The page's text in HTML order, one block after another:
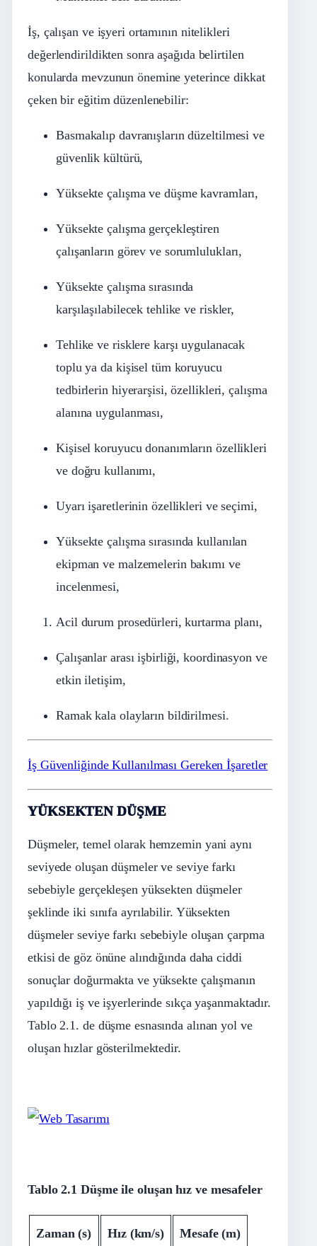
İş, çalışan ve işyeri ortamının nitelikleri
değerlendirildikten sonra aşağıda belirtilen
konularda mevzunun önemine yeterince dikkat
çeken bir eğitim düzenlenebilir:
Basmakalıp davranışların düzeltilmesi ve
güvenlik kültürü,
Yüksekte çalışma ve düşme kavramları,
Yüksekte çalışma gerçekleştiren
çalışanların görev ve sorumlulukları,
Yüksekte çalışma sırasında
karşılaşılabilecek tehlike ve riskler,
Tehlike ve risklere karşı uygulanacak
toplu ya da kişisel tüm koruyucu
tedbirlerin hiyerarşisi, özellikleri, çalışma
alanına uygulanması,
Kişisel koruyucu donanımların özellikleri
ve doğru kullanımı,
Uyarı işaretlerinin özellikleri ve seçimi,
Yüksekte çalışma sırasında kullanılan
ekipman ve malzemelerin bakımı ve
incelenmesi,
Acil durum prosedürleri, kurtarma planı,
Çalışanlar arası işbirliği, koordinasyon ve
etkin iletişim,
Ramak kala olayların bildirilmesi.
İş Güvenliğinde Kullanılması Gereken İşaretler
YÜKSEKTEN DÜŞME
Düşmeler, temel olarak hemzemin yani aynı
seviyede oluşan düşmeler ve seviye farkı
sebebiyle gerçekleşen yüksekten düşmeler
şeklinde iki sınıfa ayrılabilir. Yüksekten
düşmeler seviye farkı sebebiyle oluşan çarpma
etkisi de göz önüne alındığında daha ciddi
sonuçlar doğurmakta ve yüksekte çalışmanın
yapıldığı iş ve işyerlerinde sıkça yaşanmaktadır.
Tablo 2.1. de düşme esnasında alınan yol ve
oluşan hızlar gösterilmektedir.
Tablo 2.1 Düşme ile oluşan hız ve mesafeler
Zaman (s) Hız (km/s) Mesafe (m)